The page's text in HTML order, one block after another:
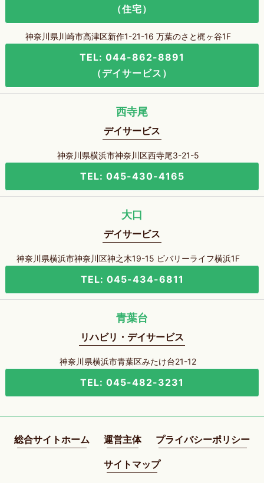
（住宅）
神奈川県川崎市高津区新作1-21-16 万葉のさと梶ヶ谷1F
TEL: 044-862-8891
（デイサービス）
西寺尾
デイサービス
神奈川県横浜市神奈川区西寺尾3-21-5
TEL: 045-430-4165
大口
デイサービス
神奈川県横浜市神奈川区神之木19-15 ビバリーライフ横浜1F
TEL: 045-434-6811
青葉台
リハビリ・デイサービス
神奈川県横浜市青葉区みたけ台21-12
TEL: 045-482-3231
総合サイトホーム 運営主体 プライバシーポリシー
サイトマップ